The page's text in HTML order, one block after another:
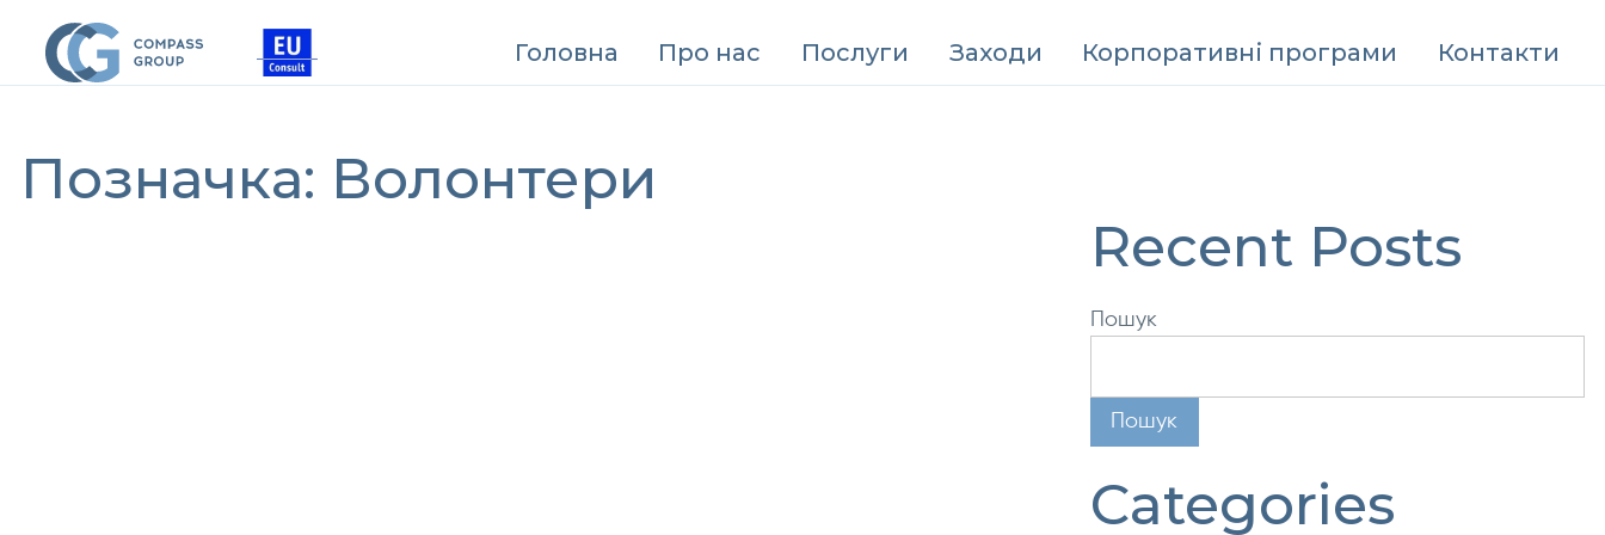
Головна Про нас Послуги Заходи Корпоративні програми Контакти
Позначка: Волонтери
Recent Posts
Пошук
Пошук
Categories